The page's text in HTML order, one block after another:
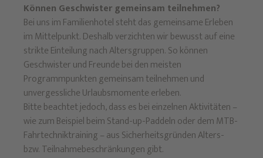
Können Geschwister gemeinsam teilnehmen?
Bei uns im Familienhotel steht das gemeinsame Erleben
im Mittelpunkt. Deshalb verzichten wir bewusst auf eine
strikte Einteilung nach Altersgruppen. So können
Geschwister und Freunde bei den meisten
Programmpunkten gemeinsam teilnehmen und
unvergessliche Urlaubsmomente erleben.
Bitte beachtet jedoch, dass es bei einzelnen Aktivitäten –
wie zum Beispiel beim Stand-up-Paddeln oder dem MTB-
Fahrtechniktraining – aus Sicherheitsgründen Alters-
bzw. Teilnahmebeschränkungen gibt.